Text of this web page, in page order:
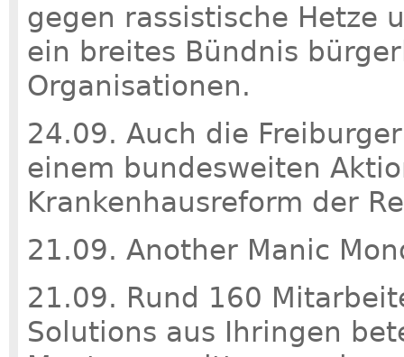
gegen rassistische Hetze
ein breites Bündnis
Organisationen.
24.09. Auch die
einem bundesweiten
Krankenhausreform der
21.09. Another Manic
21.09. Rund 160
Solutions aus Ihringen